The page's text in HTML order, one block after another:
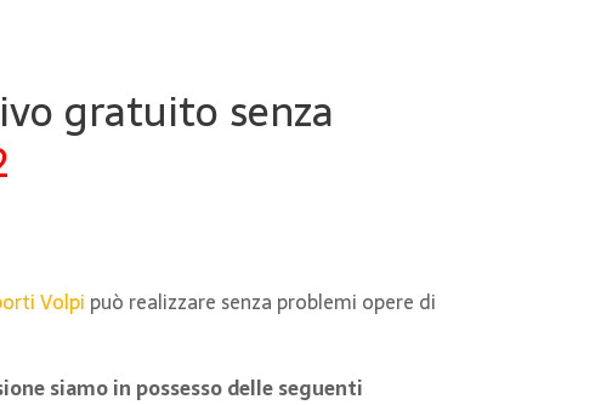
gratuito senza
Volpi può realizzare senza problemi opere di
siamo in possesso delle seguenti